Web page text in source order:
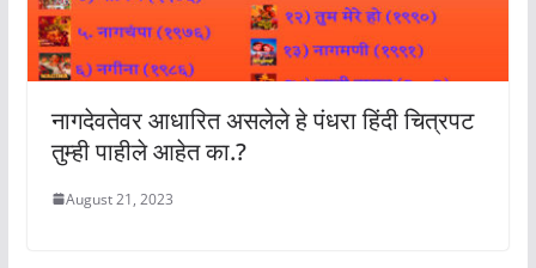
नागदेवतेवर आधारित असलेले हे पंधरा हिंदी चित्रपट
तुम्ही पाहीले आहेत का.?
August 21, 2023